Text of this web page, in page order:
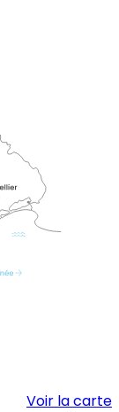
Voir la carte